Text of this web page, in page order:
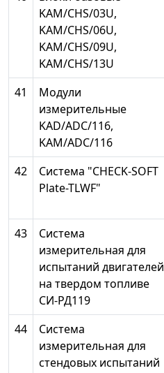
KAM/CHS/03U,
KAM/CHS/06U,
KAM/CHS/09U,
KAM/CHS/13U
41
Модули
измерительные
KAD/ADC/116,
KAM/ADC/116
42
Система "CHECK-SOFT
Plate-TLWF"
43
Система
измерительная для
испытаний двигателей
на твердом топливе
СИ-РД119
44
Система
измерительная для
стендовых испытаний